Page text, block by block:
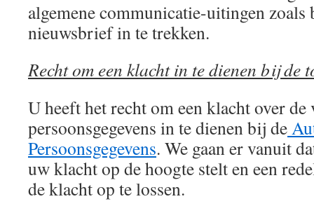
algemene communicatie-uitingen
nieuwsbrief in te trekken.
Recht om een klacht in te dienen bij de
U heeft het recht om een klacht over
persoonsgegevens in te dienen bij de
Persoonsgegevens. We gaan er vanuit
uw klacht op de hoogte stelt en een
de klacht op te lossen.